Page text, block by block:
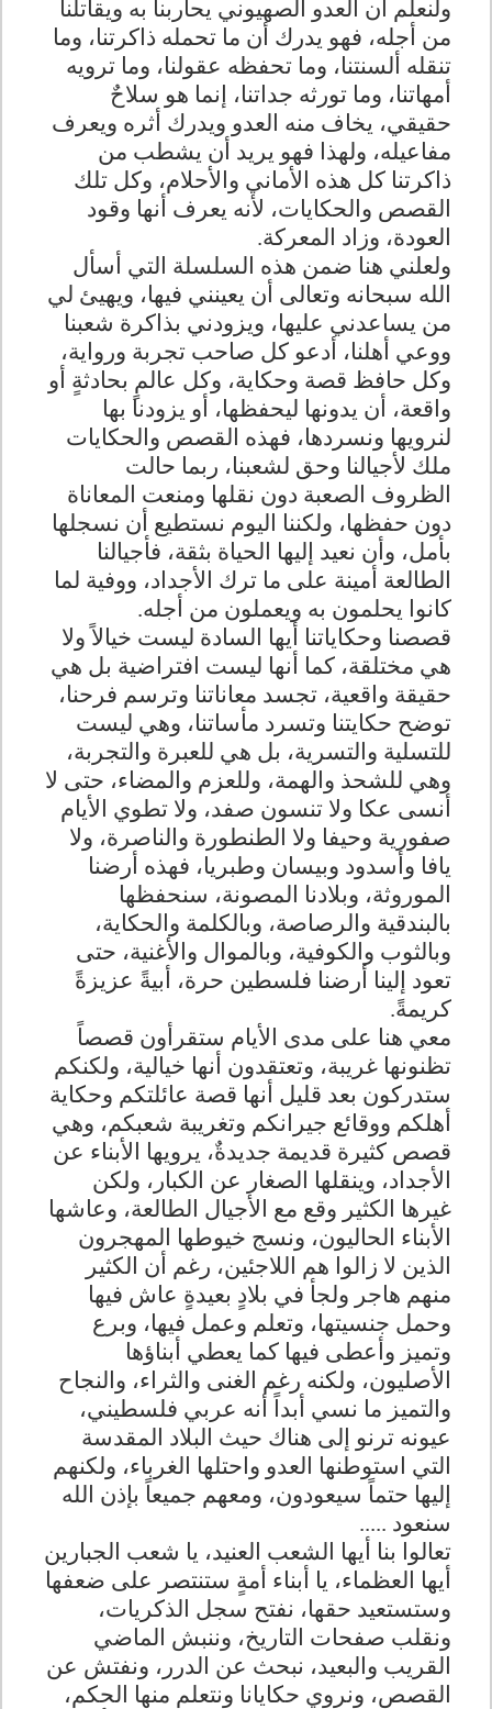
ولنعلم أن العدو الصهيوني يحاربنا به ويقاتلنا
من أجله، فهو يدرك أن ما تحمله ذاكرتنا، وما
تنقله ألسنتنا، وما تحفظه عقولنا، وما ترويه
أمهاتنا، وما تورثه جداتنا، إنما هو سلاحٌ
حقيقي، يخاف منه العدو ويدرك أثره ويعرف
مفاعيله، ولهذا فهو يريد أن يشطب من
ذاكرتنا كل هذه الأماني والأحلام، وكل تلك
القصص والحكايات، لأنه يعرف أنها وقود
العودة، وزاد المعركة.
ولعلني هنا ضمن هذه السلسلة التي أسأل
الله سبحانه وتعالى أن يعينني فيها، ويهيئ لي
من يساعدني عليها، ويزودني بذاكرة شعبنا
ووعي أهلنا، أدعو كل صاحب تجربة ورواية،
وكل حافظ قصة وحكاية، وكل عالمٍ بحادثةٍ أو
واقعة، أن يدونها ليحفظها، أو يزودنا بها
لنرويها ونسردها، فهذه القصص والحكايات
ملك لأجيالنا وحق لشعبنا، ربما حالت
الظروف الصعبة دون نقلها ومنعت المعاناة
دون حفظها، ولكننا اليوم نستطيع أن نسجلها
بأمل، وأن نعيد إليها الحياة بثقة، فأجيالنا
الطالعة أمينة على ما ترك الأجداد، ووفية لما
كانوا يحلمون به ويعملون من أجله.
قصصنا وحكاياتنا أيها السادة ليست خيالاً ولا
هي مختلقة، كما أنها ليست افتراضية بل هي
حقيقة واقعية، تجسد معاناتنا وترسم فرحنا،
توضح حكايتنا وتسرد مأساتنا، وهي ليست
للتسلية والتسرية، بل هي للعبرة والتجربة،
وهي للشحذ والهمة، وللعزم والمضاء، حتى لا
أنسى عكا ولا تنسون صفد، ولا تطوي الأيام
صفورية وحيفا ولا الطنطورة والناصرة، ولا
يافا وأسدود وبيسان وطبريا، فهذه أرضنا
الموروثة، وبلادنا المصونة، سنحفظها
بالبندقية والرصاصة، وبالكلمة والحكاية،
وبالثوب والكوفية، وبالموال والأغنية، حتى
تعود إلينا أرضنا فلسطين حرة، أبيةً عزيزةً
كريمةً.
معي هنا على مدى الأيام ستقرأون قصصاً
تظنونها غريبة، وتعتقدون أنها خيالية، ولكنكم
ستدركون بعد قليل أنها قصة عائلتكم وحكاية
أهلكم ووقائع جيرانكم وتغريبة شعبكم، وهي
قصص كثيرة قديمة جديدةٌ، يرويها الأبناء عن
الأجداد، وينقلها الصغار عن الكبار، ولكن
غيرها الكثير وقع مع الأجيال الطالعة، وعاشها
الأبناء الحاليون، ونسج خيوطها المهجرون
الذين لا زالوا هم اللاجئين، رغم أن الكثير
منهم هاجر ولجأ في بلادٍ بعيدةٍ عاش فيها
وحمل جنسيتها، وتعلم وعمل فيها، وبرع
وتميز وأعطى فيها كما يعطي أبناؤها
الأصليون، ولكنه رغم الغنى والثراء، والنجاح
والتميز ما نسي أبداً أنه عربي فلسطيني،
عيونه ترنو إلى هناك حيث البلاد المقدسة
التي استوطنها العدو واحتلها الغرباء، ولكنهم
إليها حتماً سيعودون، ومعهم جميعاً بإذن الله
سنعود .....
تعالوا بنا أيها الشعب العنيد، يا شعب الجبارين
أيها العظماء، يا أبناء أمةٍ ستنتصر على ضعفها
وستستعيد حقها، نفتح سجل الذكريات،
ونقلب صفحات التاريخ، وننبش الماضي
القريب والبعيد، نبحث عن الدرر، ونفتش عن
القصص، ونروي حكايانا ونتعلم منها الحكم،